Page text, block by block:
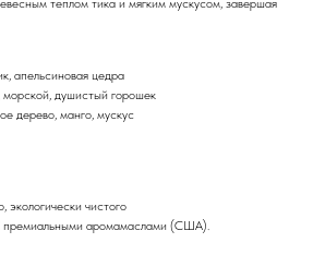
теплом тика и мягким мускусом, завершая
апельсиновая цедра
душистый горошек
дерево, манго, мускус
экологически чистого
премиальными аромамаслами (США).